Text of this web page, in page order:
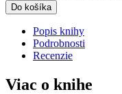
Do košíka
Popis knihy
Podrobnosti
Recenzie
Viac o knihe